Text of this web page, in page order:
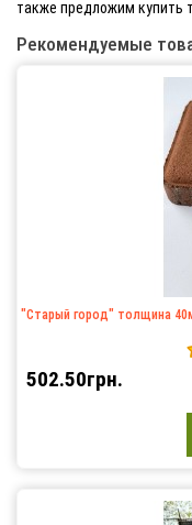
также предложим купить
Рекомендуемые
"Старый город" толщина
502.50грн.